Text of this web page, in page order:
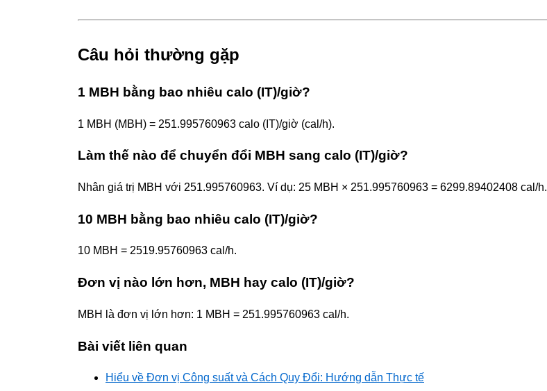
Câu hỏi thường gặp
1 MBH bằng bao nhiêu calo (IT)/giờ?
1 MBH (MBH) = 251.995760963 calo (IT)/giờ (cal/h).
Làm thế nào để chuyển đổi MBH sang calo (IT)/giờ?
Nhân giá trị MBH với 251.995760963. Ví dụ: 25 MBH × 251.995760963 = 6299.89402408 cal/h.
10 MBH bằng bao nhiêu calo (IT)/giờ?
10 MBH = 2519.95760963 cal/h.
Đơn vị nào lớn hơn, MBH hay calo (IT)/giờ?
MBH là đơn vị lớn hơn: 1 MBH = 251.995760963 cal/h.
Bài viết liên quan
Hiểu về Đơn vị Công suất và Cách Quy Đổi: Hướng dẫn Thực tế